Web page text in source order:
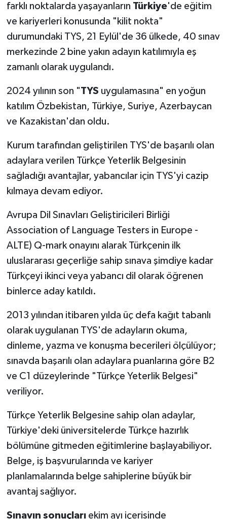
farklı noktalarda yaşayanların Türkiye'de eğitim
ve kariyerleri konusunda "kilit nokta"
durumundaki TYS, 21 Eylül'de 36 ülkede, 40 sınav
merkezinde 2 bine yakın adayın katılımıyla eş
zamanlı olarak uygulandı.
2024 yılının son "TYS uygulamasına" en yoğun
katılım Özbekistan, Türkiye, Suriye, Azerbaycan
ve Kazakistan'dan oldu.
Kurum tarafından geliştirilen TYS'de başarılı olan
adaylara verilen Türkçe Yeterlik Belgesinin
sağladığı avantajlar, yabancılar için TYS'yi cazip
kılmaya devam ediyor.
Avrupa Dil Sınavları Geliştiricileri Birliği
Association of Language Testers in Europe -
ALTE) Q-mark onayını alarak Türkçenin ilk
uluslararası geçerliğe sahip sınava şimdiye kadar
Türkçeyi ikinci veya yabancı dil olarak öğrenen
binlerce aday katıldı.
2013 yılından itibaren yılda üç defa kağıt tabanlı
olarak uygulanan TYS'de adayların okuma,
dinleme, yazma ve konuşma becerileri ölçülüyor;
sınavda başarılı olan adaylara puanlarına göre B2
ve C1 düzeylerinde "Türkçe Yeterlik Belgesi"
veriliyor.
Türkçe Yeterlik Belgesine sahip olan adaylar,
Türkiye'deki üniversitelerde Türkçe hazırlık
bölümüne gitmeden eğitimlerine başlayabiliyor.
Belge, iş başvurularında ve kariyer
planlamalarında belge sahiplerine büyük bir
avantaj sağlıyor.
Sınavın sonuçlarıekim ayı içerisinde
Spor
Teknoloji
Türkiye
Video Haber
Yemek